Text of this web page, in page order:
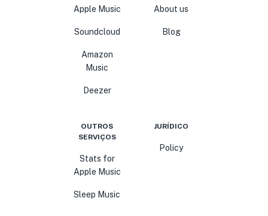
Apple Music
Soundcloud
Amazon
Music
Deezer
About us
Blog
OUTROS
SERVIÇOS
Stats for
Apple Music
Sleep Music
JURÍDICO
Policy